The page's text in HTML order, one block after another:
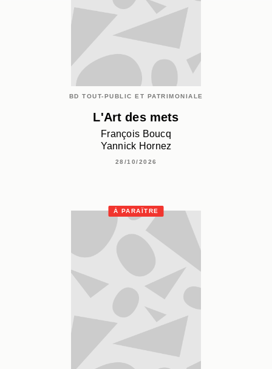
BD TOUT-PUBLIC ET PATRIMONIALE
L'Art des mets
François Boucq
Yannick Hornez
28/10/2026
À PARAÎTRE